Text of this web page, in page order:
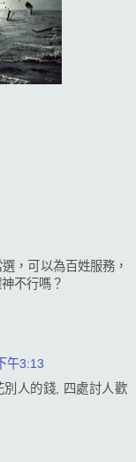
，可以為百姓服務，
不行嗎？
午3:13
人的錢, 四處討人歡